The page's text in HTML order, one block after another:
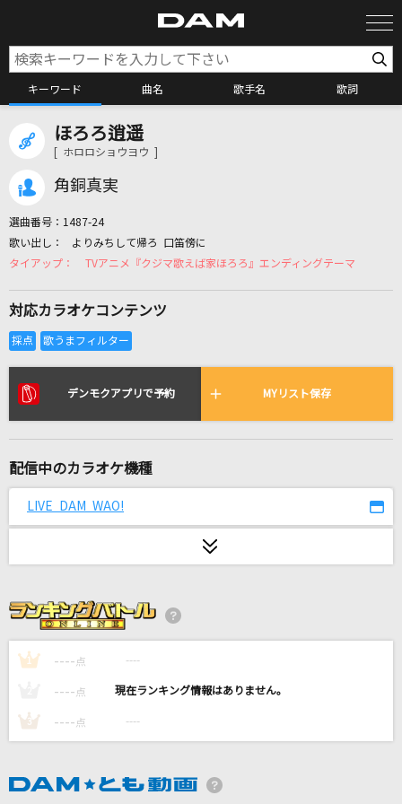
キーワード 曲名 歌手名 歌詞
カラオケリクエスト
リアルタイムで歌われている曲の一覧
ちぎり酒
懺悔参り
羽生まゐご
[生音]ガリレオは恋をする
Ex-Otogibanashi
AiM
ほろろ逍遥
[ ホロロショウヨウ ]
角銅真実
選曲番号： 1487-24
よりみちして帰ろ 口笛傍に
TVアニメ『クジマ歌えば家ほろろ』エンディングテーマ
対応カラオケコンテンツ
デンモクアプリで予約 MYリスト保存
配信中のカラオケ機種
LIVE DAM WAO!
1 ---- 点 ----
---- 点 ----
3 ---- 点 ----